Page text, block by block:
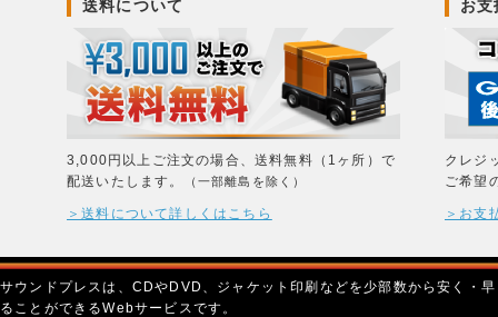
送料について
3,000円以上ご注文の場合、送料無料（1ヶ所）で
配送いたします。
（一部離島を除く）
＞送料について詳しくはこちら
お
クレジ
ご希望
＞お支
サウンドプレスは、CDやDVD、ジャケット印刷などを少部数から安く・
ることができるWebサービスです。